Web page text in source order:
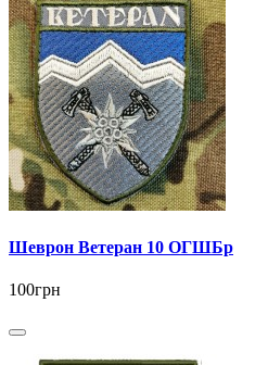
Шеврон Ветеран 10 ОГШБр
100грн